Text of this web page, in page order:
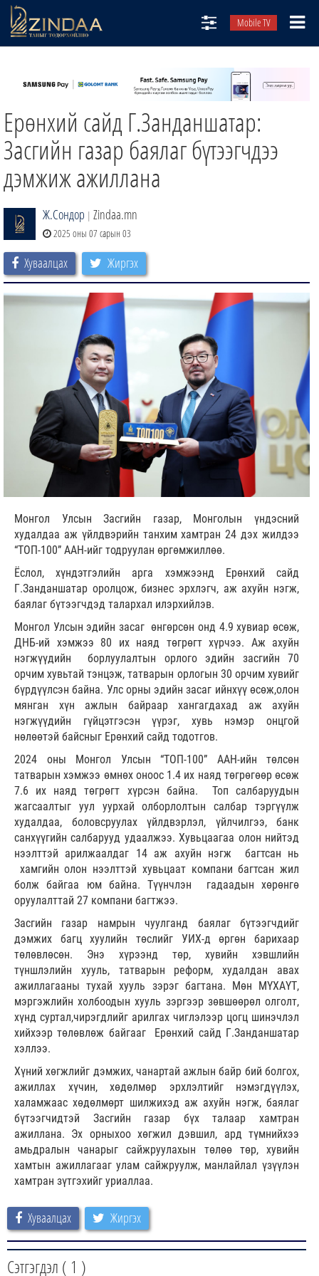
Mobile TV
ТВ8
ӨГЛӨӨНИЙ СОНИН
АУДИО ЗОХИОЛ
Ерөнхий сайд Г.Занданшатар:
Засгийн газар баялаг бүтээгчдээ
дэмжиж ажиллана
Ж.Сондор | Zindaa.mn
2025 оны 07 сарын 03
Хуваалцах Жиргэх
Монгол Улсын Засгийн газар, Монголын үндэсний
худалдаа аж үйлдвэрийн танхим хамтран 24 дэх жилдээ
“ТОП-100” ААН-ийг тодруулан өргөмжиллөө.
Ёслол, хүндэтгэлийн арга хэмжээнд Ерөнхий сайд
Г.Занданшатар оролцож, бизнес эрхлэгч, аж ахуйн нэгж,
баялаг бүтээгчдэд талархал илэрхийлэв.
Монгол Улсын эдийн засаг өнгөрсөн онд 4.9 хувиар өсөж,
ДНБ-ий хэмжээ 80 их наяд төгрөгт хүрчээ. Аж ахуйн
нэгжүүдийн борлуулалтын орлого эдийн засгийн 70
орчим хувьтай тэнцэж, татварын орлогын 30 орчим хувийг
бүрдүүлсэн байна. Улс орны эдийн засаг ийнхүү өсөж,олон
мянган хүн ажлын байраар хангагдахад аж ахуйн
нэгжүүдийн гүйцэтгэсэн үүрэг, хувь нэмэр онцгой
нөлөөтэй байсныг Ерөнхий сайд тодотгов.
2024 оны Монгол Улсын “ТОП-100” ААН-ийн төлсөн
татварын хэмжээ өмнөх оноос 1.4 их наяд төгрөгөөр өсөж
7.6 их наяд төгрөгт хүрсэн байна. Топ салбаруудын
жагсаалтыг уул уурхай олборлолтын салбар тэргүүлж
худалдаа, боловсруулах үйлдвэрлэл, үйлчилгээ, банк
санхүүгийн салбарууд удаалжээ. Хувьцаагаа олон нийтэд
нээлттэй арилжаалдаг 14 аж ахуйн нэгж багтсан нь
хамгийн олон нээлттэй хувьцаат компани багтсан жил
болж байгаа юм байна. Түүнчлэн гадаадын хөрөнгө
оруулалттай 27 компани багтжээ.
Засгийн газар намрын чуулганд баялаг бүтээгчдийг
дэмжих багц хуулийн төслийг УИХ-д өргөн барихаар
төлөвлөсөн. Энэ хүрээнд төр, хувийн хэвшлийн
түншлэлийн хууль, татварын реформ, худалдан авах
ажиллагааны тухай хууль зэрэг багтана. Мөн МҮХАҮТ,
мэргэжлийн холбоодын хууль зэргээр зөвшөөрөл олголт,
хүнд суртал,чирэгдлийг арилгах чиглэлээр цогц шинэчлэл
хийхээр төлөвлөж байгааг Ерөнхий сайд Г.Занданшатар
хэллээ.
Хүний хөгжлийг дэмжих, чанартай ажлын байр бий болгох,
ажиллах хүчин, хөдөлмөр эрхлэлтийг нэмэгдүүлэх,
халамжаас хөдөлмөрт шилжихэд аж ахуйн нэгж, баялаг
бүтээгчидтэй Засгийн газар бүх талаар хамтран
ажиллана. Эх орныхоо хөгжил дэвшил, ард түмнийхээ
амьдралын чанарыг сайжруулахын төлөө төр, хувийн
хамтын ажиллагааг улам сайжруулж, манлайлал үзүүлэн
хамтран зүтгэхийг уриаллаа.
Хуваалцах Жиргэх
Сэтгэгдэл ( 1 )